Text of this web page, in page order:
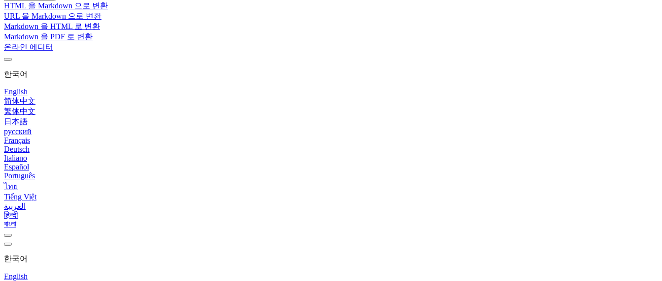
HTML 을 Markdown 으로 변환
URL 을 Markdown 으로 변환
Markdown 을 HTML 로 변환
Markdown 을 PDF 로 변환
온라인 에디터
한국어
English
简体中文
繁体中文
日本語
русский
Français
Deutsch
Italiano
Español
Português
ไทย
Tiếng Việt
العربية
हिन्दी
বাংলা
한국어
English